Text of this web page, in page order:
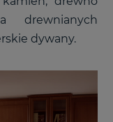
drewnianych
dywany.